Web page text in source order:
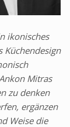
ikonisches
Küchendesign
Mitras
zu denken
ergänzen
Weise die